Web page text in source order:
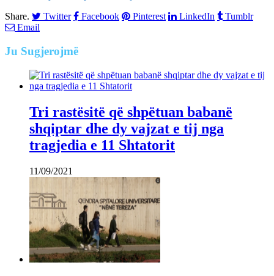
Share.
Twitter Facebook Pinterest LinkedIn
Tumblr
Email
Ju Sugjerojmë
Tri rastësitë që shpëtuan babanë
shqiptar dhe dy vajzat e tij nga
tragjedia e 11 Shtatorit
11/09/2021